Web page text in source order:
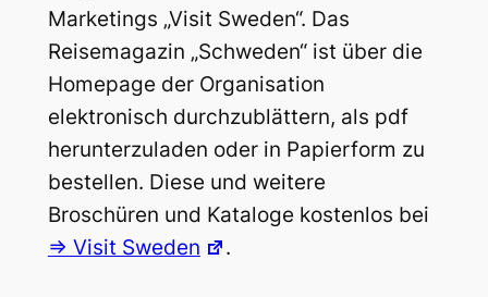
Marketings „Visit Sweden“. Das
Reisemagazin „Schweden“ ist über die
Homepage der Organisation
elektronisch durchzublättern, als pdf
herunterzuladen oder in Papierform zu
bestellen. Diese und weitere
Broschüren und Kataloge kostenlos bei
=> Visit Sweden
.